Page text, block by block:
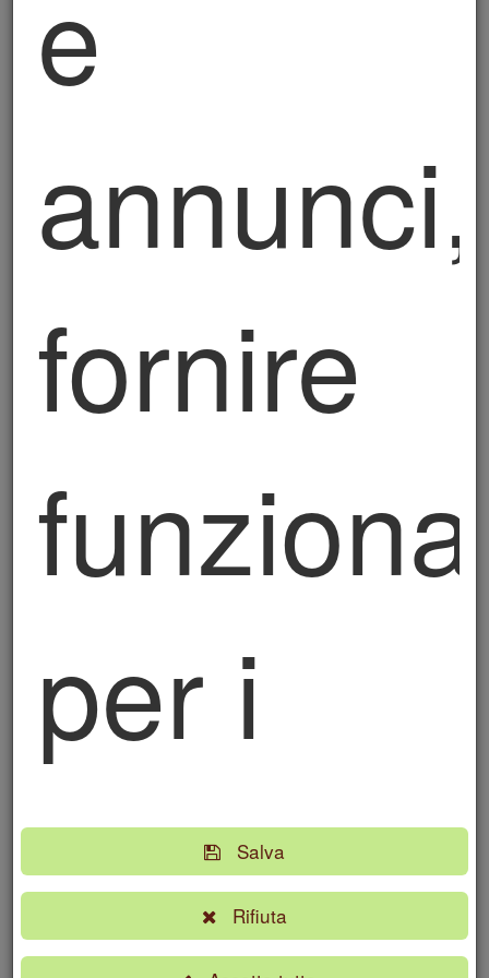
Il trattamento dei dati personali avverrà secondo
i principi di correttezza, liceità, trasparenza,
indispensabilità e non eccedenza rispetto alle
con modalità atte a garantirne la riservatezza e
sicurezza.
La disponibilità, la gestione, l’accesso, la
degli artt. 25 e 32 del GDPR, nonché, in
relazione alle specifiche finalità di trattamento
individuate dalla normativa applicabile.
tempo necessario ai fini per cui sono raccolti,
rispettando il principio di minimizzazione di cui
all’articolo 5, comma 1, lettera c) del GDPR,
In particolare, gli stessi verranno conservati per
tutta la durata del rapporto e, successivamente,
per l’adempimento degli obblighi di legge (ad
esempio, obblighi fiscali) e per gli interessi
legittimi del Titolare.
I dati personali non saranno oggetto di
diffusione, fatta salva l’ipotesi in cui la
comunicazione o diffusione sia richiesta, in
conformità alla legge, da soggetti pubblici per
e
annunci,
fornire
per i
social
Salva
Rifiuta